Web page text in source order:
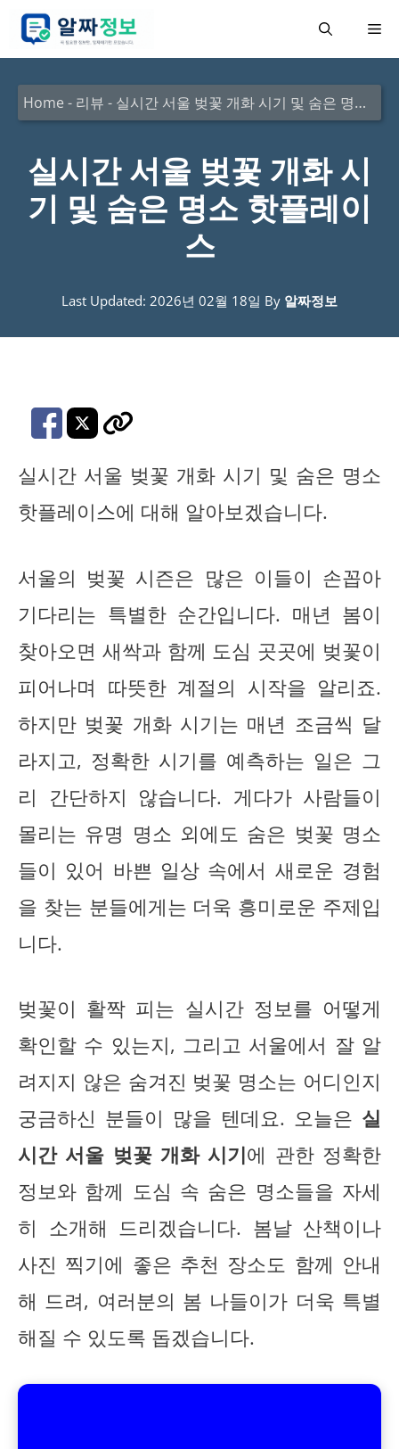
메
Home - 리뷰 - 실시간 서울 벚꽃 개화 시기 및 숨은 명소 핫플레이스
실시간 서울 벚꽃 개화 시
기 및 숨은 명소 핫플레이
스
Last Updated: 2026년 02월 18일 By 알짜정보
실시간 서울 벚꽃 개화 시기 및 숨은 명소
핫플레이스에 대해 알아보겠습니다.
서울의 벚꽃 시즌은 많은 이들이 손꼽아
기다리는 특별한 순간입니다. 매년 봄이
찾아오면 새싹과 함께 도심 곳곳에 벚꽃이
피어나며 따뜻한 계절의 시작을 알리죠.
하지만 벚꽃 개화 시기는 매년 조금씩 달
라지고, 정확한 시기를 예측하는 일은 그
리 간단하지 않습니다. 게다가 사람들이
몰리는 유명 명소 외에도 숨은 벚꽃 명소
들이 있어 바쁜 일상 속에서 새로운 경험
을 찾는 분들에게는 더욱 흥미로운 주제입
니다.
벚꽃이 활짝 피는 실시간 정보를 어떻게
확인할 수 있는지, 그리고 서울에서 잘 알
려지지 않은 숨겨진 벚꽃 명소는 어디인지
궁금하신 분들이 많을 텐데요. 오늘은 실
시간 서울 벚꽃 개화 시기에 관한 정확한
정보와 함께 도심 속 숨은 명소들을 자세
히 소개해 드리겠습니다. 봄날 산책이나
사진 찍기에 좋은 추천 장소도 함께 안내
해 드려, 여러분의 봄 나들이가 더욱 특별
해질 수 있도록 돕겠습니다.